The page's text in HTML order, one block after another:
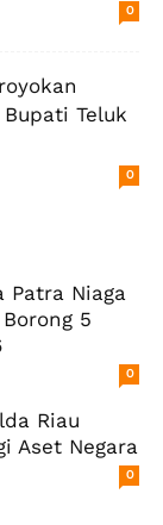
0
Teluk
0
Patra Niaga
5
0
Riau
Aset Negara
0